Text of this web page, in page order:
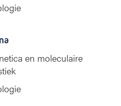
en moleculaire